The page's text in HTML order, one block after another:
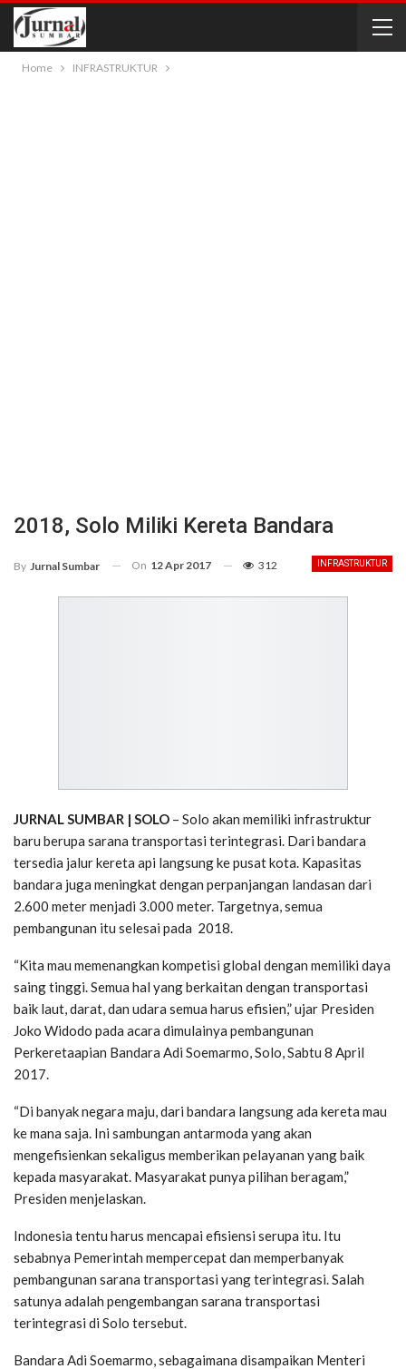
Home INFRASTRUKTUR
2018, Solo Miliki Kereta Bandara
INFRASTRUKTUR
By Jurnal Sumbar On 12 Apr 2017 312
JURNAL SUMBAR | SOLO – Solo akan memiliki infrastruktur
baru berupa sarana transportasi terintegrasi. Dari bandara
tersedia jalur kereta api langsung ke pusat kota. Kapasitas
bandara juga meningkat dengan perpanjangan landasan dari
2.600 meter menjadi 3.000 meter. Targetnya, semua
pembangunan itu selesai pada 2018.
“Kita mau memenangkan kompetisi global dengan memiliki daya
saing tinggi. Semua hal yang berkaitan dengan transportasi
baik laut, darat, dan udara semua harus efisien,” ujar Presiden
Joko Widodo pada acara dimulainya pembangunan
Perkeretaapian Bandara Adi Soemarmo, Solo, Sabtu 8 April
2017.
“Di banyak negara maju, dari bandara langsung ada kereta mau
ke mana saja. Ini sambungan antarmoda yang akan
mengefisienkan sekaligus memberikan pelayanan yang baik
kepada masyarakat. Masyarakat punya pilihan beragam,”
Presiden menjelaskan.
Indonesia tentu harus mencapai efisiensi serupa itu. Itu
sebabnya Pemerintah mempercepat dan memperbanyak
pembangunan sarana transportasi yang terintegrasi. Salah
satunya adalah pengembangan sarana transportasi
terintegrasi di Solo tersebut.
Bandara Adi Soemarmo, sebagaimana disampaikan Menteri